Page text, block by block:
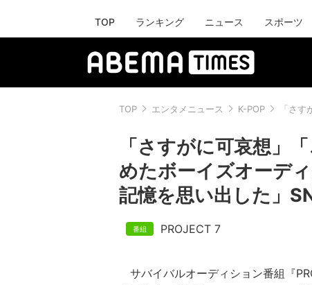
TOP ランキング ニュース スポーツ
TOP エンタメニュース K-POP 「さ
「さすがに可哀想」
めたボーイズオーデ
記憶を思い出した」
PROJECT 7
サバイバルオーディション番組『